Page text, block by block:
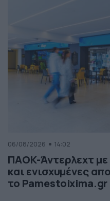
06/08/2026 14:02
ΠΑΟΚ-Άντερλεχτ
και ενισχυμένες
το Pamestoixima.gr